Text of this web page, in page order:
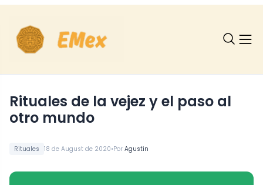
Rituales 18 de August de 2020•Por Agustin
Rituales de la vejez y el paso al
otro mundo